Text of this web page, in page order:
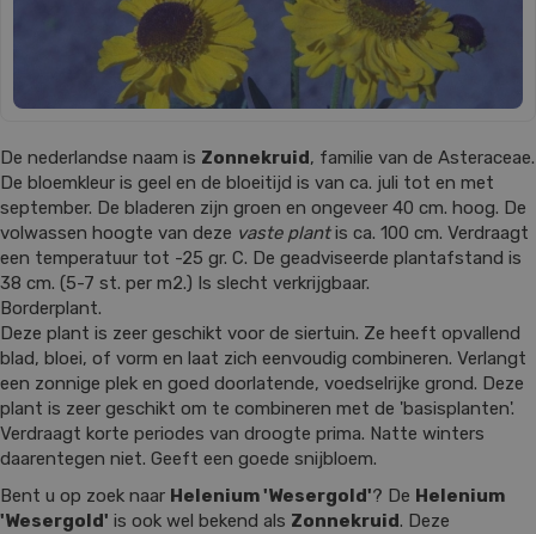
De nederlandse naam is Zonnekruid, familie van de Asteraceae.
De bloemkleur is geel en de bloeitijd is van ca. juli tot en met
september. De bladeren zijn groen en ongeveer 40 cm. hoog. De
volwassen hoogte van deze vaste plantis ca. 100 cm. Verdraagt
een temperatuur tot -25 gr. C. De geadviseerde plantafstand is
38 cm. (5-7 st. per m2.) Is slecht verkrijgbaar.
Borderplant.
Deze plant is zeer geschikt voor de siertuin. Ze heeft opvallend
blad, bloei, of vorm en laat zich eenvoudig combineren. Verlangt
een zonnige plek en goed doorlatende, voedselrijke grond. Deze
plant is zeer geschikt om te combineren met de 'basisplanten'.
Verdraagt korte periodes van droogte prima. Natte winters
daarentegen niet. Geeft een goede snijbloem.
Bent u op zoek naar Helenium 'Wesergold'? De Helenium
'Wesergold' is ook wel bekend als Zonnekruid. Deze